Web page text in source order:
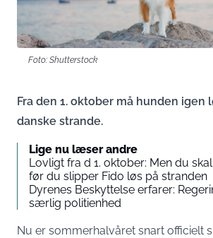
Foto: Shutterstock
Fra den 1. oktober må hunden igen
danske strande.
Lige nu læser andre
Lovligt fra d 1. oktober: Men du
før du slipper Fido løs på stranden
Dyrenes Beskyttelse erfarer:
særlig politienhed
Nu er sommerhalvåret snart officielt